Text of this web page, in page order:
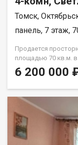
Томск,
панель, 7 этаж,
Продается
площадью 70 кв.м.
косметический
новым
шаговой
СДЕЛКЕ: -Звоните,
-Полное
расчетов. -Прямая
сообщите номер
6 200 000